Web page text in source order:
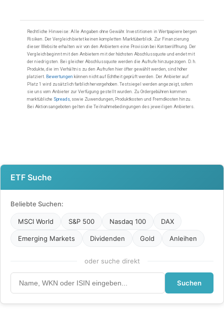
ETF Suche
Beliebte Suchen:
MSCI World S&P 500 Nasdaq 100 DAX
Emerging Markets Dividenden Gold Anleihen
oder suche direkt
Suchen